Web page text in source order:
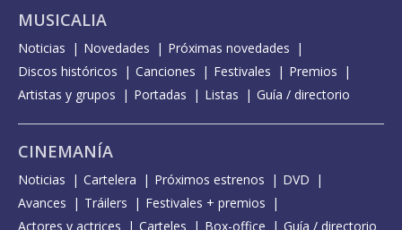
MUSICALIA
Noticias Novedades
Próximas novedades
Discos históricos
Canciones Festivales
Premios
Artistas y grupos
Portadas Listas Guía / directorio
CINEMANÍA
Noticias Cartelera Próximos estrenos
DVD
Avances
Tráilers
Festivales + premios
Actores y actrices
Carteles Box-office Guía / directorio